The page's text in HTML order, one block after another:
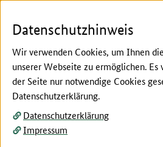
Hier beginnt der Hauptinhalt dieser Seite
Beschreibung
Fachbegriffe erklärt
Datenschutzhinweis
Wir verwenden Cookies, um Ihnen
unserer Webseite zu ermöglichen.
der Seite nur notwendige Cookies
Datenschutzerklärung.
Datenschutzerklärung
Impressum